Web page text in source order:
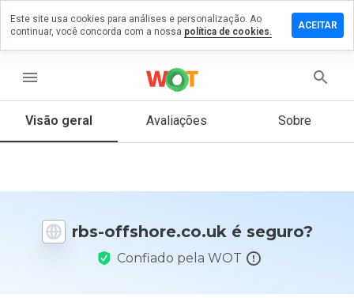
menu
Visão geral Avaliações Sobre
rbs-offshore.co.uk é seguro?
Confiado pela WOT
um
que
Este site usa cookies para análises e personalização. Ao
continuar, você concorda com a nossa política de cookies.
ACEITAR